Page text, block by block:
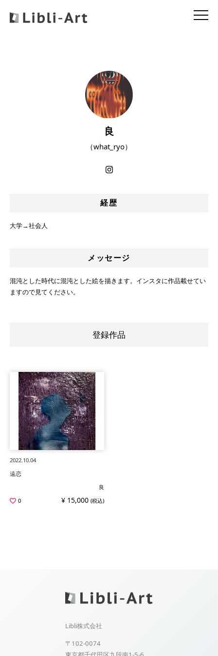
良
（what_ryo）
経歴
大学→社会人
メッセージ
混沌とした時代に混沌とした絵を描きます。インスタに作品載せてい
ますので見てください。
登録作品
2022.10.04
遠恋
良
0
¥ 15,000 (税込)
Libli株式会社
〒102-0074